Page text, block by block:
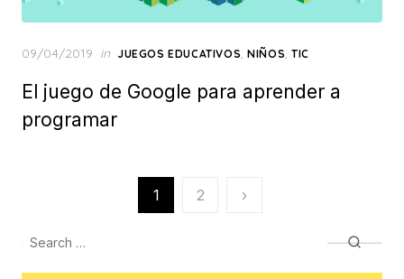
Posted
09/04/2019 in JUEGOS EDUCATIVOS,NIÑOS,TIC
El juego de Google para aprender a
programar
1 2 ›
Search